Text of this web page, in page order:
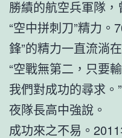
勝績的航空兵軍隊
“空中拼刺刀”精力。
鋒”的精力一直流淌
“空戰無第二，只要
我們對成功的尋求。
夜隊長高中強說。
成功來之不易。